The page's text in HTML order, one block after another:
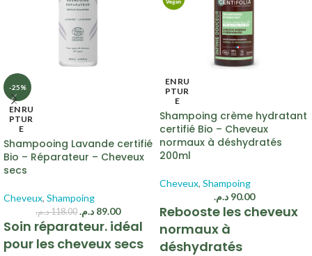
-25%
EN RU
PTUR
E
Shampooing Lavande certifié
Bio – Réparateur – Cheveux
secs
Cheveux, Shampoing
118.00د.م. 89.00 د.م.
Soin réparateur. idéal
pour les cheveux secs
EN RU
PTUR
E
Shampoing crème hydratant
certifié Bio – Cheveux
normaux à déshydratés
200ml
Cheveux, Shampoing
90.00 د.م.
Rebooste les cheveux
normaux à
déshydratés